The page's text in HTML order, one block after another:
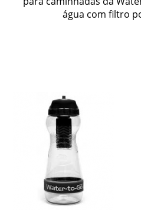
água com filtro